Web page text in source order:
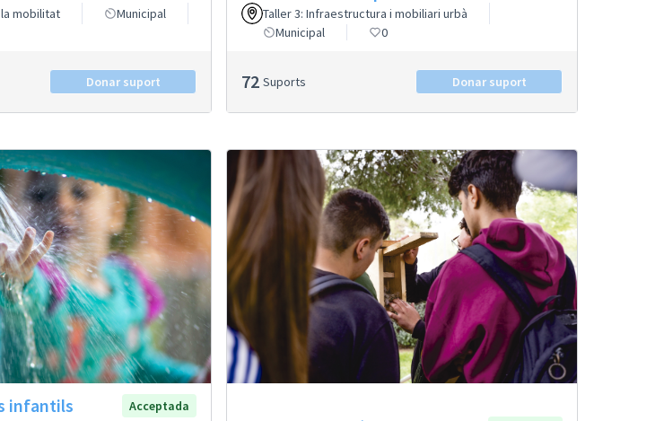
mobilitat
Municipal
Donar suport
Taller 3: Infraestructura i mobiliari urbà
Municipal
0
72 Suports Donar suport
infantils
Acceptada